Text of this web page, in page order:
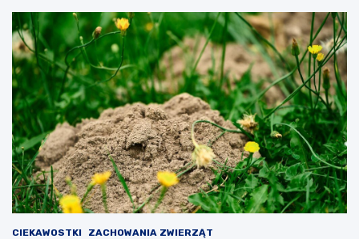
CIEKAWOSTKI ZACHOWANIA ZWIERZĄT